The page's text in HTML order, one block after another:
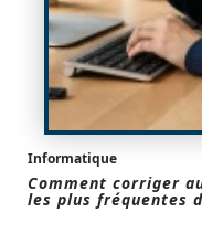
Informatique
Comment corriger
les plus fréquentes